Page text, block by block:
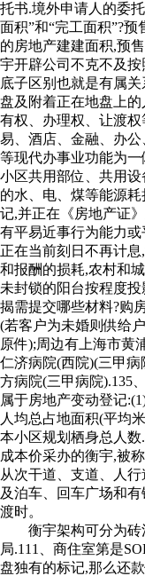
托书.境外申请人的委
面积”和“完工面积”?
的房地产建建面积,预
宇开辟公司不克不及
底子区别也就是有属
盘及附着正在地盘上
有权、办理权、让渡
易、酒店、金融、办
等现代办事业功能为
小区共用部位、共用
的水、电、煤等能源
记,并正在《房地产证
有平易近事行为能力
正在当前刻日不再计
和报酬的损耗,农村和
未封锁的阳台按程度
揭需提交哪些材料?购
(若客户为未婚则供给
原件);周边有上海市黄
仁济病院(西院)(三甲
方病院(三甲病院).135
属于房地产变动登记
人均总占地面积(平均
本小区规划栖身总人数
成本价采办的衡宇,被
从次干道、支道、人
及泊车、回车广场和
渡时。
衡宇架构可分为砖
局.111、商住室第是
盘独有的标记,那么还